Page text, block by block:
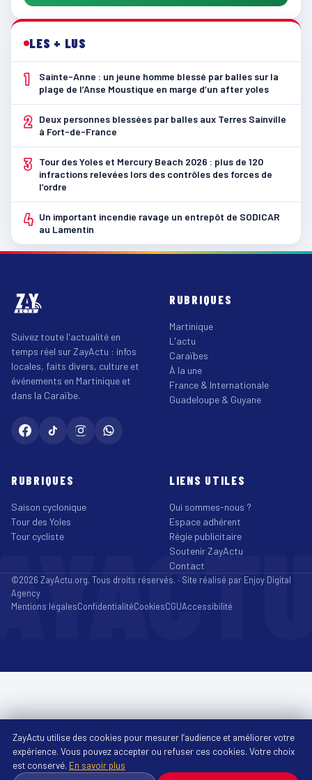
LES + LUS
1
Sainte-Anne : un jeune homme blessé par balles sur la
plage de l’Anse Moustique en marge d’un after yoles
2
Deux personnes blessées par balles aux Terres Sainville
à Fort-de-France
3
Tour des Yoles et Mercury Beach 2026 : plus de 120
infractions relevées lors des contrôles des forces de
l’ordre
4 Un important incendie ravage un entrepôt de SODICAR
au Lamentin
Suivez toute l'actualité en
temps réel sur ZayActu : infos
locales, faits divers, culture et
événements en Martinique et
dans la Caraïbe.
RUBRIQUES
Martinique
L'actu
Caraïbes
À la une
France & Internationale
Guadeloupe & Guyane
RUBRIQUES
Saison cyclonique
Tour des Yoles
Tour cycliste
LIENS UTILES
Qui sommes-nous ?
Espace adhérent
Régie publicitaire
Soutenir ZayActu
Contact
©2026 ZayActu.org. Tous droits réservés. · Site réalisé par Enjoy Digital
Agency
Mentions légalesConfidentialitéCookiesCGUAccessibilité
ZayActu utilise des cookies pour mesurer l’audience et améliorer votre
expérience. Vous pouvez accepter ou refuser ces cookies. Votre choix
est conservé. En savoir plus